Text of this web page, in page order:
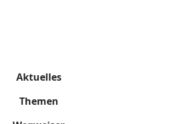
Aktuelles
Themen